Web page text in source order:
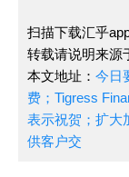
扫描下载汇乎
转载请说明来源
本文地址： 今日
费；Tigress
表示祝贺；扩大
供客户交